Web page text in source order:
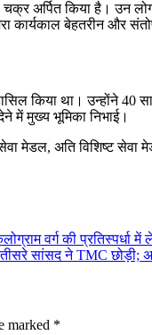
अर्पित किया है। उन
कार्यकाल बेहतरीन और
किया था। उन्होंने
में मुख्य भूमिका निभाई।
सेवा मेडल, अति विशिष्ट
वर्ग की प्रतिस्पर्धा में
तीसरे सांसद ने TMC
marked *